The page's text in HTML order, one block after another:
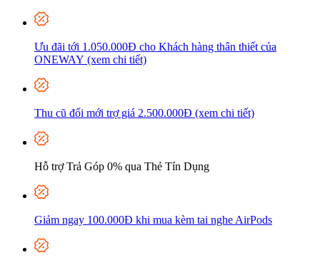
Ưu đãi tới 1.050.000Đ cho Khách hàng thân thiết của
ONEWAY (xem chi tiết)
Thu cũ đổi mới trợ giá 2.500.000Đ (xem chi tiết)
Hỗ trợ Trả Góp 0% qua Thẻ Tín Dụng
Giảm ngay 100.000Đ khi mua kèm tai nghe AirPods